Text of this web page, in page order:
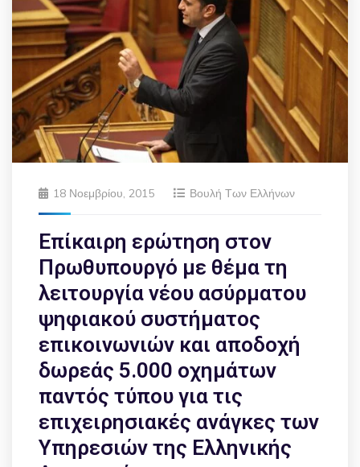
18 Νοεμβρίου, 2015 Βουλή Των Ελλήνων
Επίκαιρη ερώτηση στον
Πρωθυπουργό με θέμα τη
λειτουργία νέου ασύρματου
ψηφιακού συστήματος
επικοινωνιών και αποδοχή
δωρεάς 5.000 οχημάτων
παντός τύπου για τις
επιχειρησιακές ανάγκες των
Υπηρεσιών της Ελληνικής